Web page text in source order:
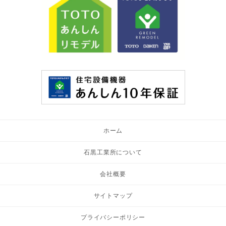
ホーム
石黒工業所について
会社概要
サイトマップ
プライバシーポリシー